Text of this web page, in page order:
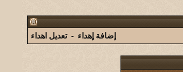
إضافة إهداء -تعديل اهداء